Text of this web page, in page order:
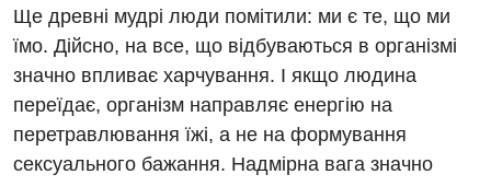
Магнітно-резонансна томографія
Мамографія
Рентгенографія
Гінекологічне відділення
Денний стаціонар
Діагностичне відділення
Ендоскопічне відділення
Лікування гострого інфаркту
Ще древні мудрі люди помітили: ми є те, що ми
їмо. Дійсно, на все, що відбуваються в організмі
значно впливає харчування. І якщо людина
переїдає, організм направляє енергію на
перетравлювання їжі, а не на формування
сексуального бажання. Надмірна вага значно